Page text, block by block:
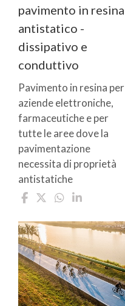
pavimento in resina
antistatico -
dissipativo e
conduttivo
Pavimento in resina per
aziende elettroniche,
farmaceutiche e per
tutte le aree dove la
pavimentazione
necessita di proprietà
antistatiche